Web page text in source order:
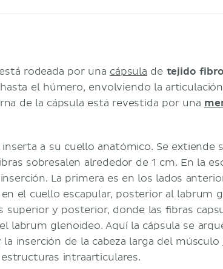
rodeada por una cápsula de tejido
el húmero, envolviendo la
de la cápsula está revestida por una
a su cuello anatómico. Se extiende
sobresalen alrededor de 1 cm. En la
La primera es en los lados
el cuello escapular, posterior al labrum
superior y posterior, donde las fibras
labrum glenoideo. Aquí la cápsula se
inserción de la cabeza larga del músculo
intraarticulares.